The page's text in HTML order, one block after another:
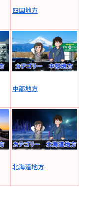
四国地方
中部地方
北海道地方